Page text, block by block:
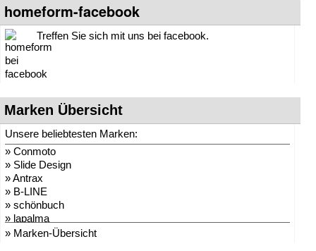
homeform-facebook
Treffen Sie sich mit uns bei facebook.
Marken Übersicht
Unsere beliebtesten Marken:
» Conmoto
» Slide Design
»Antrax
» B-LINE
» schönbuch
» lapalma
» moree
» Marken-Übersicht